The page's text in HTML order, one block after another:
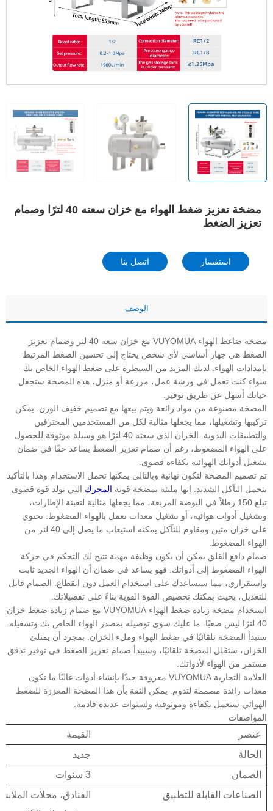
مضخة تعزيز ضغط الهواء مع خزان سعته 40 لترًا وصمام
تعزيز الضغط
استفسار اتصل بنا
الوصف
مضخة ضاغط الهواء VUYOMUA مع خزان سعة 40 لتر وصمام تعزيز
الضغط هي جهاز أساسي لأي شخص يحتاج إلى تحسين الضغط المرتبط
بإمدادات الهواء. لديك المزيد من السيطرة على ضغط الهواء الخاص بك
سواء كنت تعمل في ورشة عمل، مزرعة أو منزل، هذه المضخة ستجعل
حياتك أسهل عن طريق توفير.
المضخة مصنوعة من مواد رائعة ويتم بيعها مع تصميم خفيف الوزن. يمكن
تركيبها وتشغيلها، مما يجعلها مثالية لكل من المستخدمين المحترفين
والتطبيقات اليدوية. الخزان الذي سعته 40 لترًا هو وسيلة موثوقة للحصول
على الهواء المضغوط، رغم أن صمام تعزيز الضغط يساعد حقًا في ضمان
تشغيل أدواتك الهوائية بكفاءة قصوى.
تم تصميم المضخة لتكون نهائية وبالتالي يمكنها تحمل الاستخدام وهذا بالتأكيد
يتحمل التآكل الشديد. إنها مليئة بمضخة قوية المحرك التي تولد قوة قصوى
تبلغ 150 رطلاً في البوصة المربعة، مما يجعلها مثالية لتعبئة الإطارات،
وتشغيل أدوات هوائية، أو تشغيل معدات تعمل بالهواء المضغوط. تحتوي
على خزان متين ومقاوم للتآكل يمكنه استيعاب ما يصل إلى 40 لتر من
الهواء المضغوط.
صمام دافع القلق يمكن أن يكون وظيفة مهمة تتيح لك التحكم في حركة
الهواء المضغوط إلى أدواتك. فهو يساعد في ضمان أن الهواء الجديد ثابت
واستقراري، مما سيساعدك على استخدام العمل دون انقطاع. الصمام قابل
للتعديل، بحيث يمكنك تخصيص القوة القوية بناءً على تفضيلاتك.
استخدام مضخة زيادة ضغط الهواء VUYOMUA مع صمام زيادة ضغط خزان
40 لترًا ليس صعبًا. ما عليك سوى توصيله بمصدر الهواء الخاص بك وتشغيله.
ستبدأ المضخة تلقائيًا في ضغط الهواء وملء الخزان. بمجرد أن يمتلئ
الخزان، ستقلل المضخة تلقائيًا، وسيبدأ صمام تعزيز الضغط في توفير تدفق
مستمر من الهواء لأدواتك.
العلامة التجارية VUYOMUA معروفة جيدًا بإنشاء أدوات غالبًا ما تكون
معدات رائدة مصممة لتدوم. يمكن الثقة بأن هذا المضخة المعززة للضغط
الهوائي ستعمل بكفاءة وموثوقية ولسنوات عديدة قادمة.
المواصفات
عنصر
القيمة
الحالة
جديد
الضمان
3 سنوات
الصناعات القابلة للتطبيق
الفنادق، محلات